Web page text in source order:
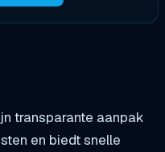
transparante aanpak
en biedt snelle